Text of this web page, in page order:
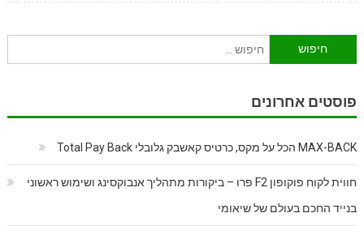
חיפוש:
פוסטים אחרונים
MAX-BACK הכל על מקס, כרטיס קאשבק גלובלי Total Pay Back
חווית לקוח פוקופון F2 פרו – ביקורות מתהליך אנבוקסינג ושימוש ראשוני
בנייד החכם בעולם של שיאומי